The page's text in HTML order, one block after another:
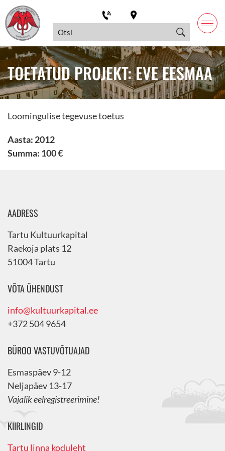
TOETATUD PROJEKT: EVE EESMAA
Loomingulise tegevuse toetus
Aasta: 2012
Summa: 100 €
AADRESS
Tartu Kultuurkapital
Raekoja plats 12
51004 Tartu
VÕTA ÜHENDUST
info@kultuurkapital.ee
+372 504 9654
BÜROO VASTUVÕTUAJAD
Esmaspäev 9-12
Neljapäev 13-17
Vajalik eelregistreerimine!
KIIRLINGID
Tartu linna koduleht